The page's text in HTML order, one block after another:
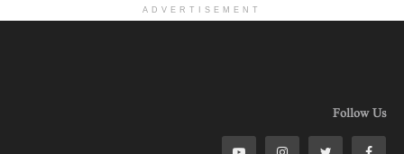
ADVERTISEMENT
Follow Us